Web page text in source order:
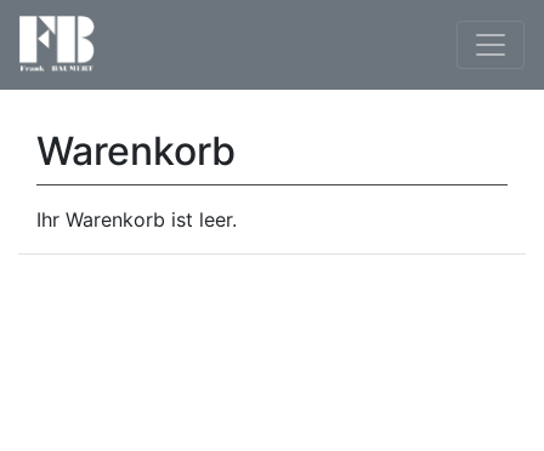
Warenkorb
Ihr Warenkorb ist leer.